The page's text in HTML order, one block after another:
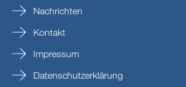
Nachrichten
Kontakt
Impressum
Datenschutzerklärung